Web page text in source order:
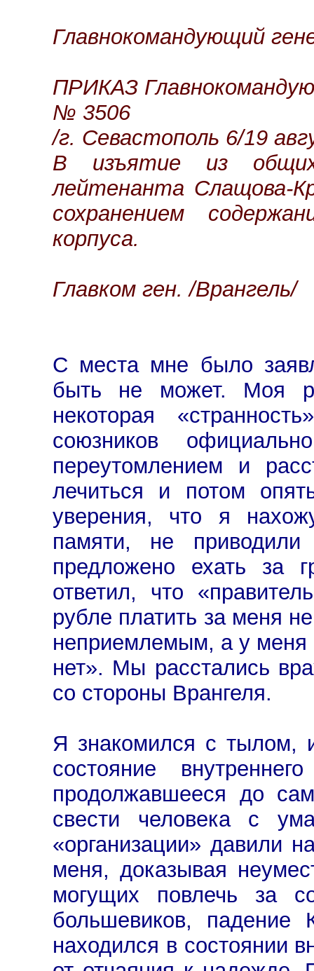
Главнокомандующий
ПРИКАЗ
№ 3506
/г. Севастополь 6/19
В изъятие из общих
лейтенанта Слащова-
сохранением
корпуса.
Главком ген. /Врангель/
С места мне было
быть не может. Моя
некоторая
союзников
переутомлением и
лечиться и потом
уверения, что я
памяти, не
предложено ехать за
ответил, что
рубле платить за меня
неприемлемым, а у меня
нет». Мы расстались
со стороны Врангеля.
Я знакомился с тылом,
состояние
продолжавшееся до
свести человека с
«организации» давили
меня, доказывая
могущих повлечь за
большевиков,
находился в состоянии